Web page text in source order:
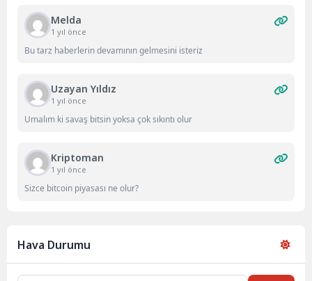
Melda
1 yıl önce
Bu tarz haberlerin devamının gelmesini isteriz
Uzayan Yıldız
1 yıl önce
Umalım ki savaş bitsin yoksa çok sıkıntı olur
Kriptoman
1 yıl önce
Sizce bitcoin piyasası ne olur?
Hava Durumu